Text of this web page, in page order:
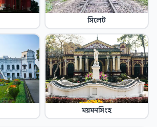
সিলেট
ময়মনসিংহ